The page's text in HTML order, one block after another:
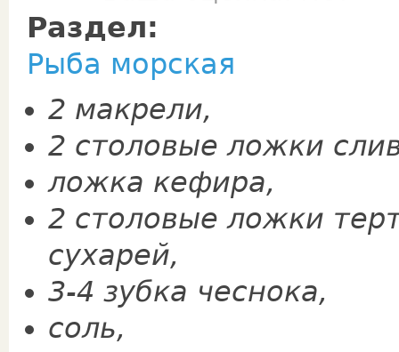
Раздел:
Рыба морская
2 макрели,
2 столовые ложки
лож­ка кефира,
2 столовые ложки
сухарей,
3-4 зубка чеснока,
соль,